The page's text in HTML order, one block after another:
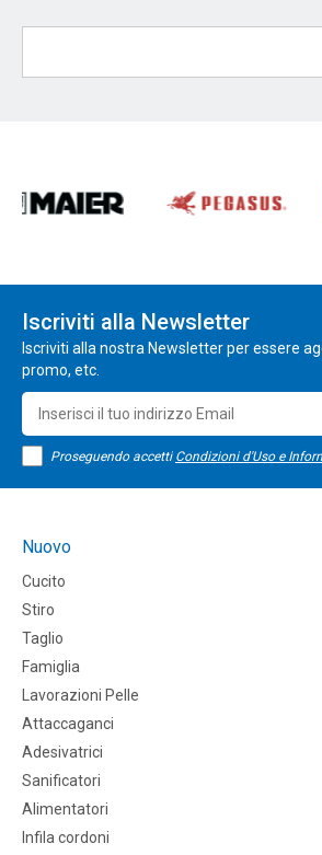
Iscriviti alla Newsletter
Iscriviti alla nostra Newsletter per essere
promo, etc.
Proseguendo accetti Condizioni d'Uso e
Nuovo
Cucito
Stiro
Taglio
Famiglia
Lavorazioni Pelle
Attaccaganci
Adesivatrici
Sanificatori
Alimentatori
Infila cordoni